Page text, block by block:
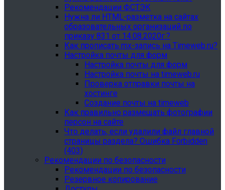
Рекомендации ФСТЭК
Нужна ли HTML-разметка на сайтах
образовательных организаций по
приказу 831 от 14.08.2020г.?
Как прописать mx-запись на Timeweb.ru?
Настройка почты для форм
Настройка почты для форм
Настройка почты на timeweb.ru
Проверка отправки почты на
хостинге
Создание почты на timeweb
Как правильно размещать фотографии
персон на сайте
Что делать, если удалили файл главной
страницы раздела? Ошибка Forbidden
(403)
Рекомендации по безопасности
Рекомендации по безопасности
Резервное копирование